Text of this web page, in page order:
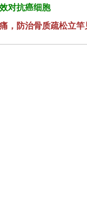
对抗癌细胞
，防治骨质疏松立竿